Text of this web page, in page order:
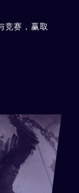
竞赛，赢取